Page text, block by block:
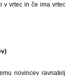
v vrtec in če ima vrtec
novincev ravnatelj